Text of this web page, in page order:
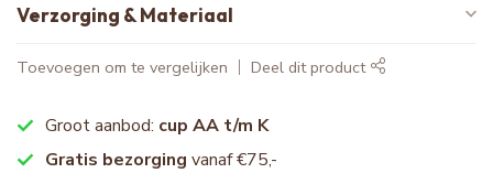
Verzorging & Materiaal
Toevoegen om te vergelijken Deel dit product
Groot aanbod: cup AA t/m K
Gratis bezorging vanaf €75,-